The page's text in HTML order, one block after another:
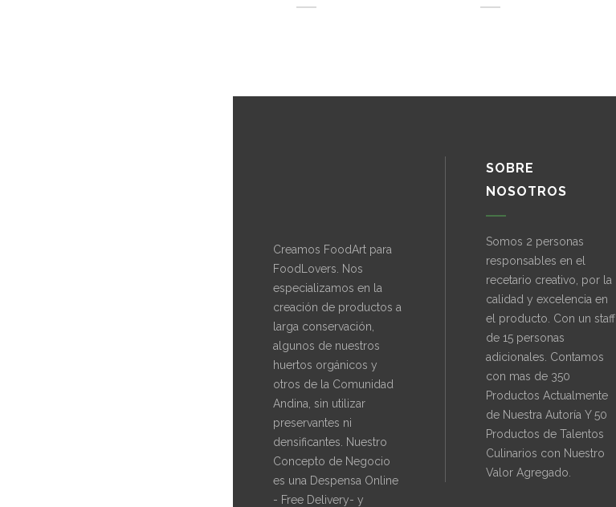
Creamos FoodArt para
FoodLovers. Nos
especializamos en la
creación de productos a
larga conservación,
algunos de nuestros
huertos orgánicos y
otros de la Comunidad
Andina, sin utilizar
preservantes ni
densificantes. Nuestro
Concepto de Negocio
es una Despensa Online
- Free Delivery- y
SOBRE
NOSOTROS
Somos 2 personas
responsables en el
recetario creativo, por la
calidad y excelencia en
el producto. Con un staff
de 15 personas
adicionales. Contamos
con mas de 350
Productos Actualmente
de Nuestra Autoría Y 50
Productos de Talentos
Culinarios con Nuestro
Valor Agregado.